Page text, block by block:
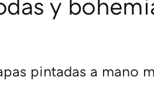
y
pintadas a mano